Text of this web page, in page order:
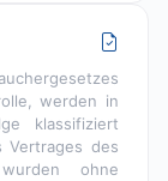
werden in
klassifiziert
Vertrages des
ohne